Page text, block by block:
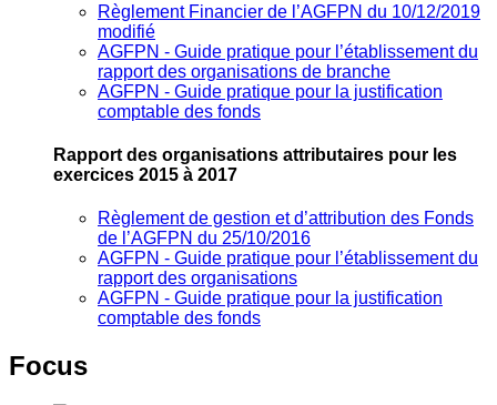
Règlement Financier de l’AGFPN du 10/12/2019
modifié
AGFPN ‐ Guide pratique pour l’établissement du
rapport des organisations de branche
AGFPN ‐ Guide pratique pour la justification
comptable des fonds
Rapport des organisations attributaires pour les
exercices 2015 à 2017
Règlement de gestion et d’attribution des Fonds
de l’AGFPN du 25/10/2016
AGFPN ‐ Guide pratique pour l’établissement du
rapport des organisations
AGFPN ‐ Guide pratique pour la justification
comptable des fonds
Focus